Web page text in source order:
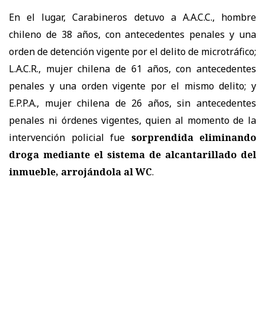
En el lugar, Carabineros detuvo a A.A.C.C., hombre
chileno de 38 años, con antecedentes penales y una
orden de detención vigente por el delito de microtráfico;
L.A.C.R., mujer chilena de 61 años, con antecedentes
penales y una orden vigente por el mismo delito; y
E.P.P.A., mujer chilena de 26 años, sin antecedentes
penales ni órdenes vigentes, quien al momento de la
intervención policial fue sorprendida eliminando
droga mediante el sistema de alcantarillado del
inmueble, arrojándola al WC.